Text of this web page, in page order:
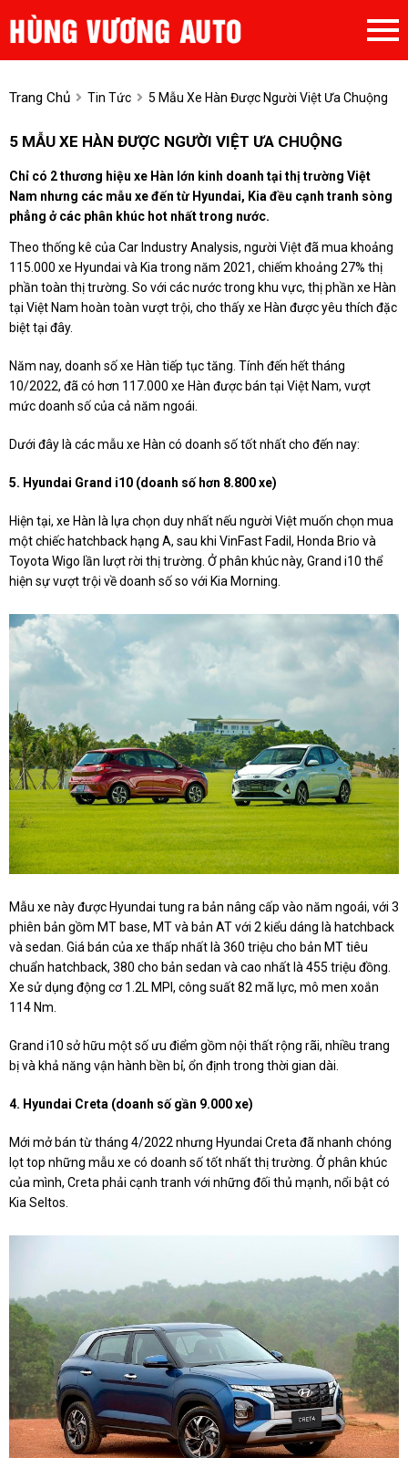
Trang Chủ Tin Tức 5 Mẫu Xe Hàn Được Người Việt Ưa Chuộng
5 MẪU XE HÀN ĐƯỢC NGƯỜI VIỆT ƯA CHUỘNG
Chỉ có 2 thương hiệu xe Hàn lớn kinh doanh tại thị trường Việt
Nam nhưng các mẫu xe đến từ Hyundai, Kia đều cạnh tranh sòng
phẳng ở các phân khúc hot nhất trong nước.
Theo thống kê của Car Industry Analysis, người Việt đã mua khoảng
115.000 xe Hyundai và Kia trong năm 2021, chiếm khoảng 27% thị
phần toàn thị trường. So với các nước trong khu vực, thị phần xe Hàn
tại Việt Nam hoàn toàn vượt trội, cho thấy xe Hàn được yêu thích đặc
biệt tại đây.
Năm nay, doanh số xe Hàn tiếp tục tăng. Tính đến hết tháng
10/2022, đã có hơn 117.000 xe Hàn được bán tại Việt Nam, vượt
mức doanh số của cả năm ngoái.
Dưới đây là các mẫu xe Hàn có doanh số tốt nhất cho đến nay:
5. Hyundai Grand i10 (doanh số hơn 8.800 xe)
Hiện tại, xe Hàn là lựa chọn duy nhất nếu người Việt muốn chọn mua
một chiếc hatchback hạng A, sau khi VinFast Fadil, Honda Brio và
Toyota Wigo lần lượt rời thị trường. Ở phân khúc này, Grand i10 thể
hiện sự vượt trội về doanh số so với Kia Morning.
Mẫu xe này được Hyundai tung ra bản nâng cấp vào năm ngoái, với 3
phiên bản gồm MT base, MT và bản AT với 2 kiểu dáng là hatchback
và sedan. Giá bán của xe thấp nhất là 360 triệu cho bản MT tiêu
chuẩn hatchback, 380 cho bản sedan và cao nhất là 455 triệu đồng.
Xe sử dụng động cơ 1.2L MPI, công suất 82 mã lực, mô men xoắn
114 Nm.
Grand i10 sở hữu một số ưu điểm gồm nội thất rộng rãi, nhiều trang
bị và khả năng vận hành bền bỉ, ổn định trong thời gian dài.
4. Hyundai Creta (doanh số gần 9.000 xe)
Mới mở bán từ tháng 4/2022 nhưng Hyundai Creta đã nhanh chóng
lọt top những mẫu xe có doanh số tốt nhất thị trường. Ở phân khúc
của mình, Creta phải cạnh tranh với những đối thủ mạnh, nổi bật có
Kia Seltos.